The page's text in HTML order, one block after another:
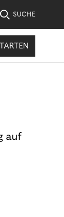
SUCHE
auf